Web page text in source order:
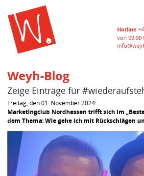
Hotline
von 09.00
Weyh-Blog
Zeige Einträge für
Freitag, den 01. November 2024:
Marketingclub Nordhessen trifft sich im
dem Thema: Wie gehe ich mit Rückschlägen